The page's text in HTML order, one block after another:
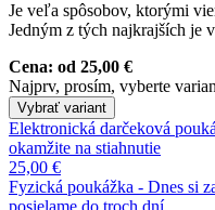
Je veľa spôsobov, ktorými
Jedným z tých najkrajších je
Cena: od 25,00 €
Najprv, prosím, vyberte
Vybrať variant
Elektronická darčeková
okamžite na stiahnutie
25,00 €
Fyzická poukážka - Dnes si